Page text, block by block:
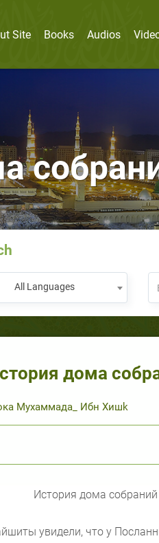
Site Books Audios
All Languages
дома
Мухаммада_ Ибн Хишk
История дома собраний
увидели, что у